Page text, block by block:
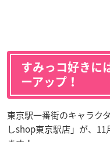
すみっコ好きに
ーアップ！
東京駅一番街のキャラク
しshop東京駅店」が、